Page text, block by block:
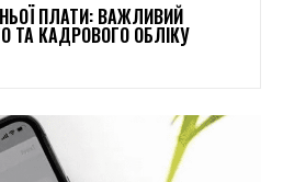
ПЛАТИ: ВАЖЛИВИЙ
ТА КАДРОВОГО ОБЛІКУ